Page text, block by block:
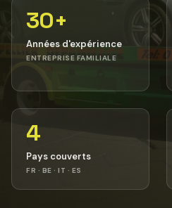
30+
Années d'expérience
ENTREPRISE FAMILIALE
4
Pays couverts
FR · BE · IT · ES